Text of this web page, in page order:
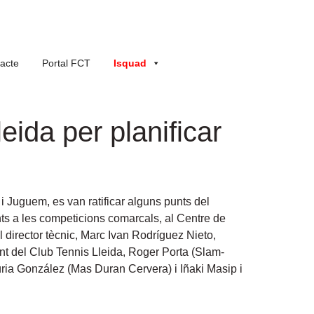
Portal FCT Isquad
per planificar
es van ratificar alguns punts del
a les competicions comarcals, al Centre de
tècnic, Marc Ivan Rodríguez Nieto,
del Club Tennis Lleida, Roger Porta (Slam-
González (Mas Duran Cervera) i Iñaki Masip i